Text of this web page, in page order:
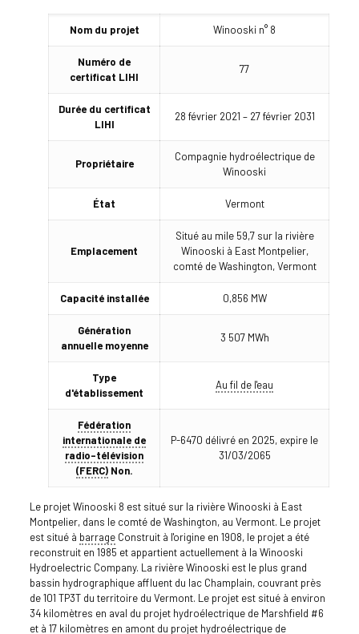
Nom du projet Winooski n° 8
Numéro de
certificat LIHI
77
Durée du certificat
LIHI
28 février 2021 – 27 février 2031
Propriétaire
Compagnie hydroélectrique de
Winooski
État Vermont
Emplacement
Situé au mile 59,7 sur la rivière
Winooski à East Montpelier,
comté de Washington, Vermont
Capacité installée 0,856 MW
Génération
annuelle moyenne
3 507 MWh
Type
d'établissement
Au fil de l'eau
Fédération
internationale de
radio-télévision
(FERC)Non.
P-6470 délivré en 2025, expire le
31/03/2065
Le projet Winooski 8 est situé sur la rivière Winooski à East
Montpelier, dans le comté de Washington, au Vermont. Le projet
est situé à barrageConstruit à l'origine en 1908, le projet a été
reconstruit en 1985 et appartient actuellement à la Winooski
Hydroelectric Company. La rivière Winooski est le plus grand
bassin hydrographique affluent du lac Champlain, couvrant près
de 101 TP3T du territoire du Vermont. Le projet est situé à environ
34 kilomètres en aval du projet hydroélectrique de Marshfield #6
et à 17 kilomètres en amont du projet hydroélectrique de